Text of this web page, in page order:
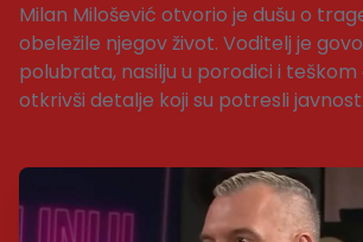
Milan Milošević otvorio je dušu o
obeležile njegov život. Voditelj je
polubrata, nasilju u porodici i teškom
otkrivši detalje koji su potresli javnost.